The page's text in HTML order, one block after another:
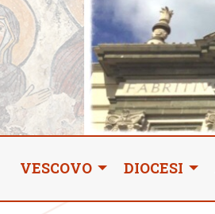
VESCOVO DIOCESI